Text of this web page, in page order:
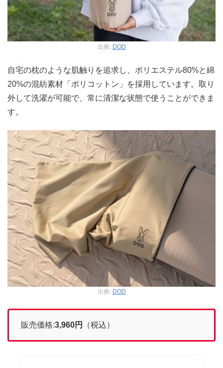
出典: DOD
自宅の枕のような肌触りを追求し、ポリエステル80%と綿
20%の混紡素材「ポリコットン」を採用しています。取り
外して洗濯が可能で、常に清潔な状態で使うことができま
す。
出典: DOD
販売価格:3,960円 （税込）